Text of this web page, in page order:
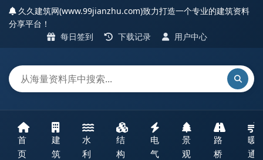
久久建筑网(www.99jianzhu.com)致力打造一个专业的建筑资料
分享平台！
每日签到
下载记录 用户中心
首
页
建
筑
水
利
结
构
电
气
景
观
路
桥
暖
通